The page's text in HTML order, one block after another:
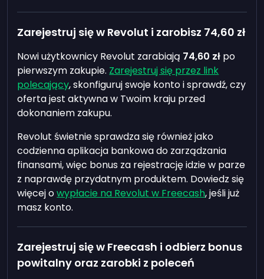
Zarejestruj się w Revolut i zarobisz 74,60 zł
Nowi użytkownicy Revolut zarabiają 74,60 zł po
pierwszym zakupie. Zarejestruj się przez link
polecający, skonfiguruj swoje konto i sprawdź, czy
oferta jest aktywna w Twoim kraju przed
dokonaniem zakupu.
Revolut świetnie sprawdza się również jako
codzienna aplikacja bankowa do zarządzania
finansami, więc bonus za rejestrację idzie w parze
z naprawdę przydatnym produktem. Dowiedz się
więcej owypłacie na Revolut w Freecash, jeśli już
masz konto.
Zarejestruj się w Freecash i odbierz bonus
powitalny oraz zarobki z poleceń